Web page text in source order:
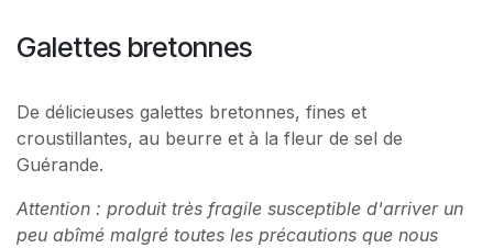
Galettes bretonnes
De délicieuses galettes bretonnes, fines et
croustillantes, au beurre et à la fleur de sel de
Guérande.
Attention : produit très fragile susceptible d'arriver un
peu abîmé malgré toutes les précautions que nous